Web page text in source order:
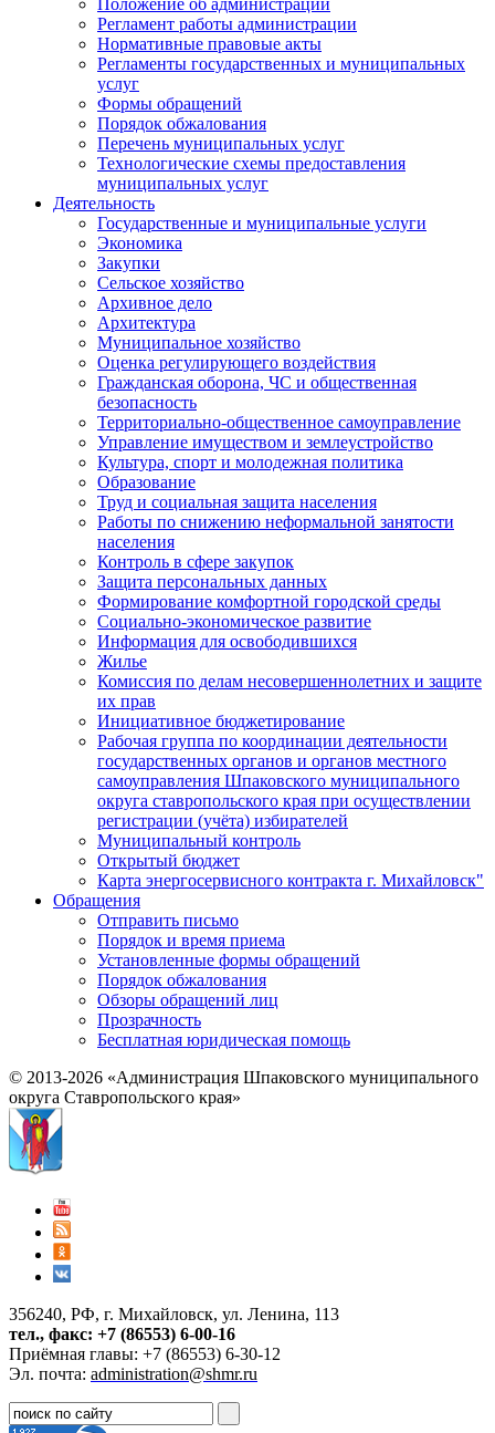
Регламент работы администрации
Нормативные правовые акты
Регламенты государственных и муниципальных
услуг
Формы обращений
Порядок обжалования
Перечень муниципальных услуг
Технологические схемы предоставления
муниципальных услуг
Деятельность
Государственные и муниципальные услуги
Экономика
Закупки
Сельское хозяйство
Архивное дело
Архитектура
Муниципальное хозяйство
Оценка регулирующего воздействия
Гражданская оборона, ЧС и общественная
безопасность
Территориально-общественное самоуправление
Управление имуществом и землеустройство
Культура, спорт и молодежная политика
Образование
Труд и социальная защита населения
Работы по снижению неформальной занятости
населения
Контроль в сфере закупок
Защита персональных данных
Формирование комфортной городской среды
Социально-экономическое развитие
Информация для освободившихся
Жилье
Комиссия по делам несовершеннолетних и защите
их прав
Инициативное бюджетирование
Рабочая группа по координации деятельности
государственных органов и органов местного
самоуправления Шпаковского муниципального
округа ставропольского края при осуществлении
регистрации (учёта) избирателей
Муниципальный контроль
Открытый бюджет
Карта энергосервисного контракта г. Михайловск"
Обращения
Отправить письмо
Порядок и время приема
Установленные формы обращений
Порядок обжалования
Обзоры обращений лиц
Прозрачность
Бесплатная юридическая помощь
© 2013-2026 «Администрация Шпаковского муниципального
округа Ставропольского края»
356240, РФ, г. Михайловск, ул. Ленина, 113
тел., факс: +7 (86553) 6-00-16
Приёмная главы: +7 (86553) 6-30-12
Эл. почта: administration@shmr.ru